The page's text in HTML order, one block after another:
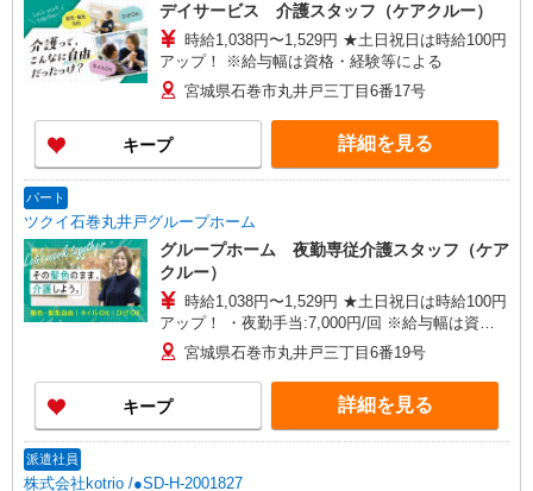
デイサービス 介護スタッフ（ケアクルー）
時給1,038円〜1,529円 ★土日祝日は時給100円
アップ！ ※給与幅は資格・経験等による
宮城県石巻市丸井戸三丁目6番17号
キープ 詳細を見る
パート
ツクイ石巻丸井戸グループホーム
グループホーム 夜勤専従介護スタッフ（ケア
クルー）
時給1,038円〜1,529円 ★土日祝日は時給100円
アップ！ ・夜勤手当:7,000円/回 ※給与幅は資
格・経験等による
宮城県石巻市丸井戸三丁目6番19号
キープ 詳細を見る
派遣社員
株式会社kotrio /●SD-H-2001827